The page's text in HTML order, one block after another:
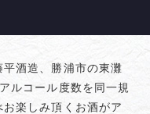
酒造、勝浦市の東灘
ルコール度数を同一規
楽しみ頂くお酒がア